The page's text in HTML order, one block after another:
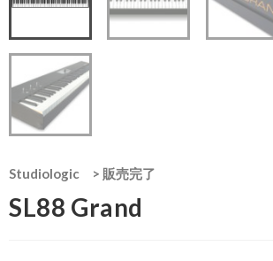
Studiologic > 販売完了
SL88 Grand